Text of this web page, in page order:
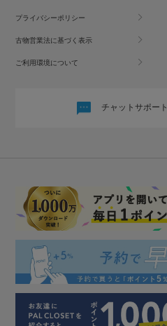
プライバシーポリシー
古物営業法に基づく表示
ご利用環境について
チャットサポート